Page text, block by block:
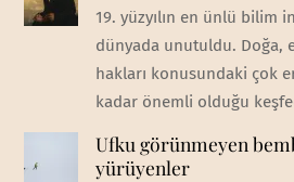
19. yüzyılın en ünlü bilim
dünyada unutuldu. Doğa,
hakları konusundaki çok
kadar önemli olduğu
Ufku görünmeyen
yürüyenler